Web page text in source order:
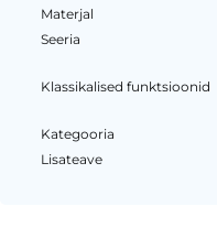
Materjal
Seeria
Klassikalised funktsioonid
Kategooria
Lisateave